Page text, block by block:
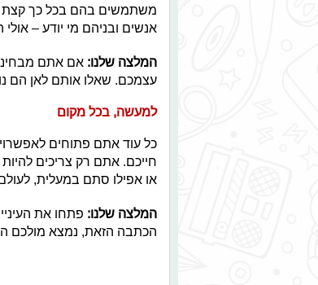
אנשים ובניהם מי יודע –
המלצה שלנו: אם אתם
עצמכם. שאלו אותם לאן הם
למעשה, בכל מקום
כל עוד אתם פתוחים
חייכם. אתם רק צריכים
או אפילו סתם במעלית,
המלצה שלנו: פתחו את
הכתבה הזאת, נמצא מולכם